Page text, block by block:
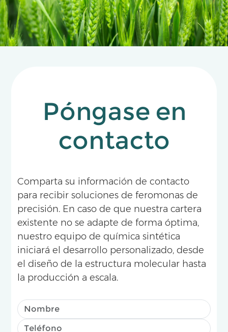
Póngase en
contacto
Comparta su información de contacto
para recibir soluciones de feromonas de
precisión. En caso de que nuestra cartera
existente no se adapte de forma óptima,
nuestro equipo de química sintética
iniciará el desarrollo personalizado, desde
el diseño de la estructura molecular hasta
la producción a escala.